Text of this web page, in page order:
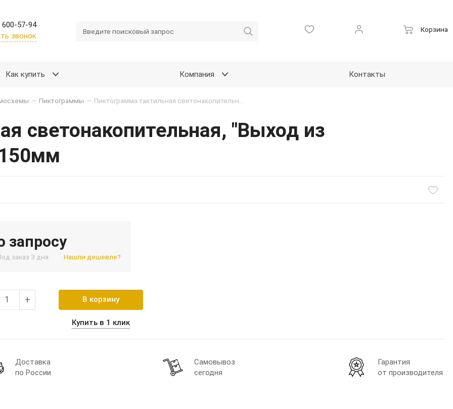
600-57-94
звонок
Корзина
Как купить Компания Контакты
— Пиктограммы —
светонакопительная, "Выход из
запросу
заказ 3 дня Нашли дешевле?
+ В корзину
Купить в 1 клик
Доставка
по России
Самовывоз
сегодня
Гарантия
от производителя